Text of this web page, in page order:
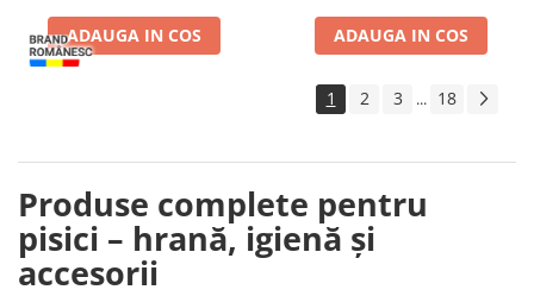
ADAUGA IN COS ADAUGA IN COS
1 2 3 ... 18
Produse complete pentru
pisici – hrană, igienă și
accesorii